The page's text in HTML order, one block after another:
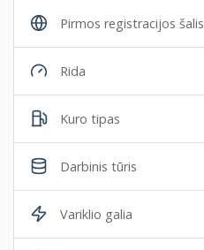
Pirmos registracijos šalis
Rida
Kuro tipas
Darbinis tūris
Variklio galia